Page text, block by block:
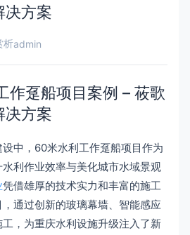
决方案
析admin
作趸船项目案例 – 莜歌
决方案
中，60米水利工作趸船项目作为
利作业效率与美化城市水域景观
凭借雄厚的技术实力和丰富的施工
通过创新的玻璃幕墙、智能感应
，为重庆水利设施升级注入了新